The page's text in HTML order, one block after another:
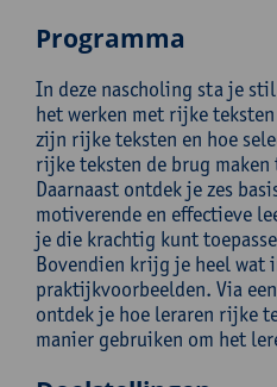
Programma
In deze nascholing sta je
het werken met rijke
zijn rijke teksten en hoe
rijke teksten de brug maken
Daarnaast ontdek je zes
motiverende en effectieve
je die krachtig kunt
Bovendien krijg je heel wat
praktijkvoorbeelden. Via
ontdek je hoe leraren rijke
manier gebruiken om het